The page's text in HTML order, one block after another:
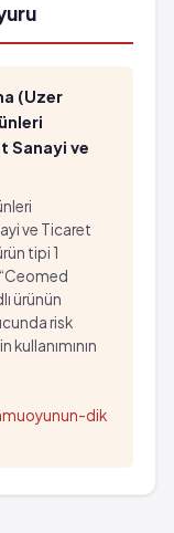
(Uzer
Sanayi ve
ve Ticaret
tipi 1
ürünün
risk
kullanımının
dik